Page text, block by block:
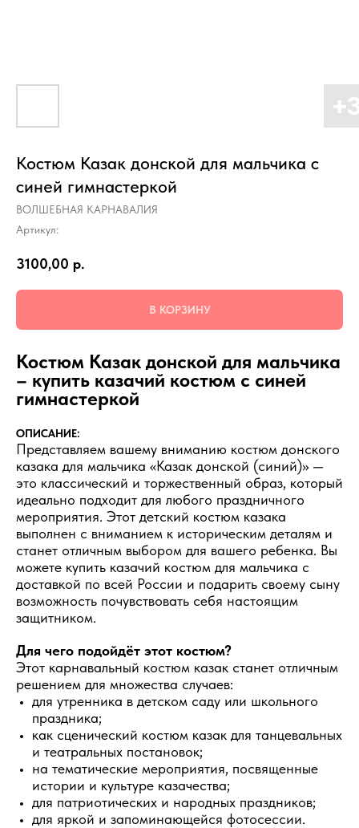
Костюм Казак донской для мальчика с
синей гимнастеркой
ВОЛШЕБНАЯ КАРНАВАЛИЯ
Артикул:
3100,00 р.
В КОРЗИНУ
Костюм Казак донской для мальчика
– купить казачий костюм с синей
гимнастеркой
ОПИСАНИЕ:
Представляем вашему вниманию костюм донского
казака для мальчика «Казак донской (синий)» —
это классический и торжественный образ, который
идеально подходит для любого праздничного
мероприятия. Этот детский костюм казака
выполнен с вниманием к историческим деталям и
станет отличным выбором для вашего ребенка. Вы
можете купить казачий костюм для мальчика с
доставкой по всей России и подарить своему сыну
возможность почувствовать себя настоящим
защитником.
Для чего подойдёт этот костюм?
Этот карнавальный костюм казак станет отличным
решением для множества случаев:
для утренника в детском саду или школьного
праздника;
как сценический костюм казак для танцевальных
и театральных постановок;
на тематические мероприятия, посвященные
истории и культуре казачества;
для патриотических и народных праздников;
для яркой и запоминающейся фотосессии.